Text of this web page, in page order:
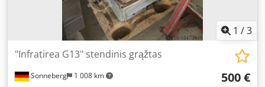
1 /3
Sonneberg 1 008 km
"Infratirea G13" stendinis grąžtas
500 €